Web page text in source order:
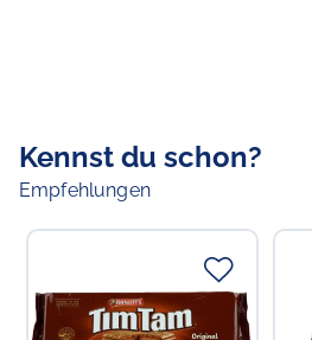
Kennst du schon?
Empfehlungen